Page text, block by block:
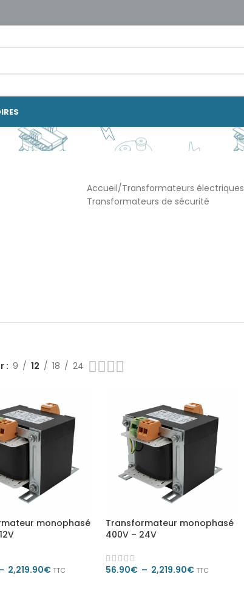
Accueil Transformateurs électriques
Transformateurs de sécurité
9 12 18 24
monophasé
2,219.90€TTC
Transformateur monophasé
400V – 24V
56.90€ – 2,219.90€TTC